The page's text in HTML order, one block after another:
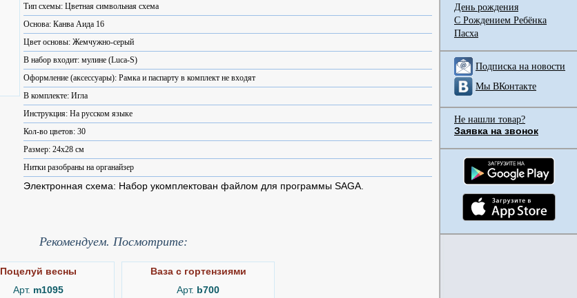
Тип схемы: Цветная символьная схема
Основа: Канва Аида 16
Цвет основы: Жемчужно-серый
В набор входит: мулине (Luca-S)
Оформление (аксессуары): Рамка и паспарту в комплект не входят
В комплекте: Игла
Инструкция: На русском языке
Кол-во цветов: 30
Размер: 24x28 см
Нитки разобраны на органайзер
Электронная схема: Набор укомплектован файлом для программы SAGA.
Рекомендуем. Посмотрите:
Поцелуй весны
Арт. m1095
Ваза с гортензиями
Арт. b700
День рождения
С Рождением Ребёнка
Пасха
Подписка на новости
Мы ВКонтакте
Не нашли товар?
Заявка на звонок